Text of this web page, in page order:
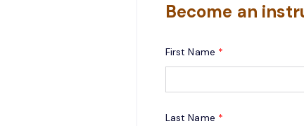
Become an
First Name *
Last Name *